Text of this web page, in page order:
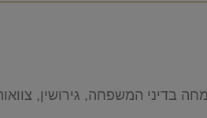
בדיני המשפחה, גירושין,